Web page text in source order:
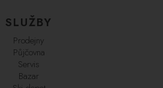
SLUŽBY
Prodejny
Půjčovna
Servis
Bazar